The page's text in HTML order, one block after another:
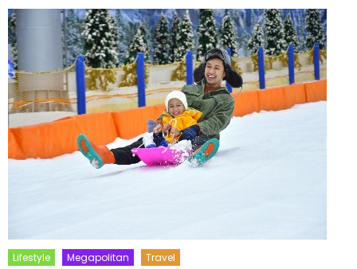
Lifestyle Megapolitan Travel